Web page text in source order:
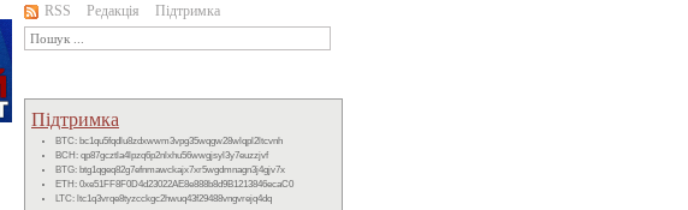
RSS Редакція Підтримка
Підтримка
BTC: bc1qu5fqdlu8zdxwwm3vpg35wqgw28wlqpl2ltcvnh
BCH: qp87gcztla4lpzq6p2nlxhu56wwgjsyl3y7euzzjvf
BTG: btg1qgeq82g7efnmawckajx7xr5wgdmnagn3j4gjv7x
ETH: 0xe51FF8F0D4d23022AE8e888b8d9B1213846ecaC0
LTC: ltc1q3vrqe8tyzcckgc2hwuq43f29488vngvrejq4dq